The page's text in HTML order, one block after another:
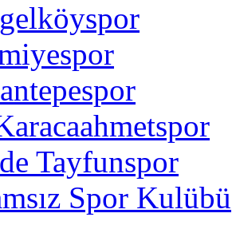
Tayfunspor
Spor Kulübü